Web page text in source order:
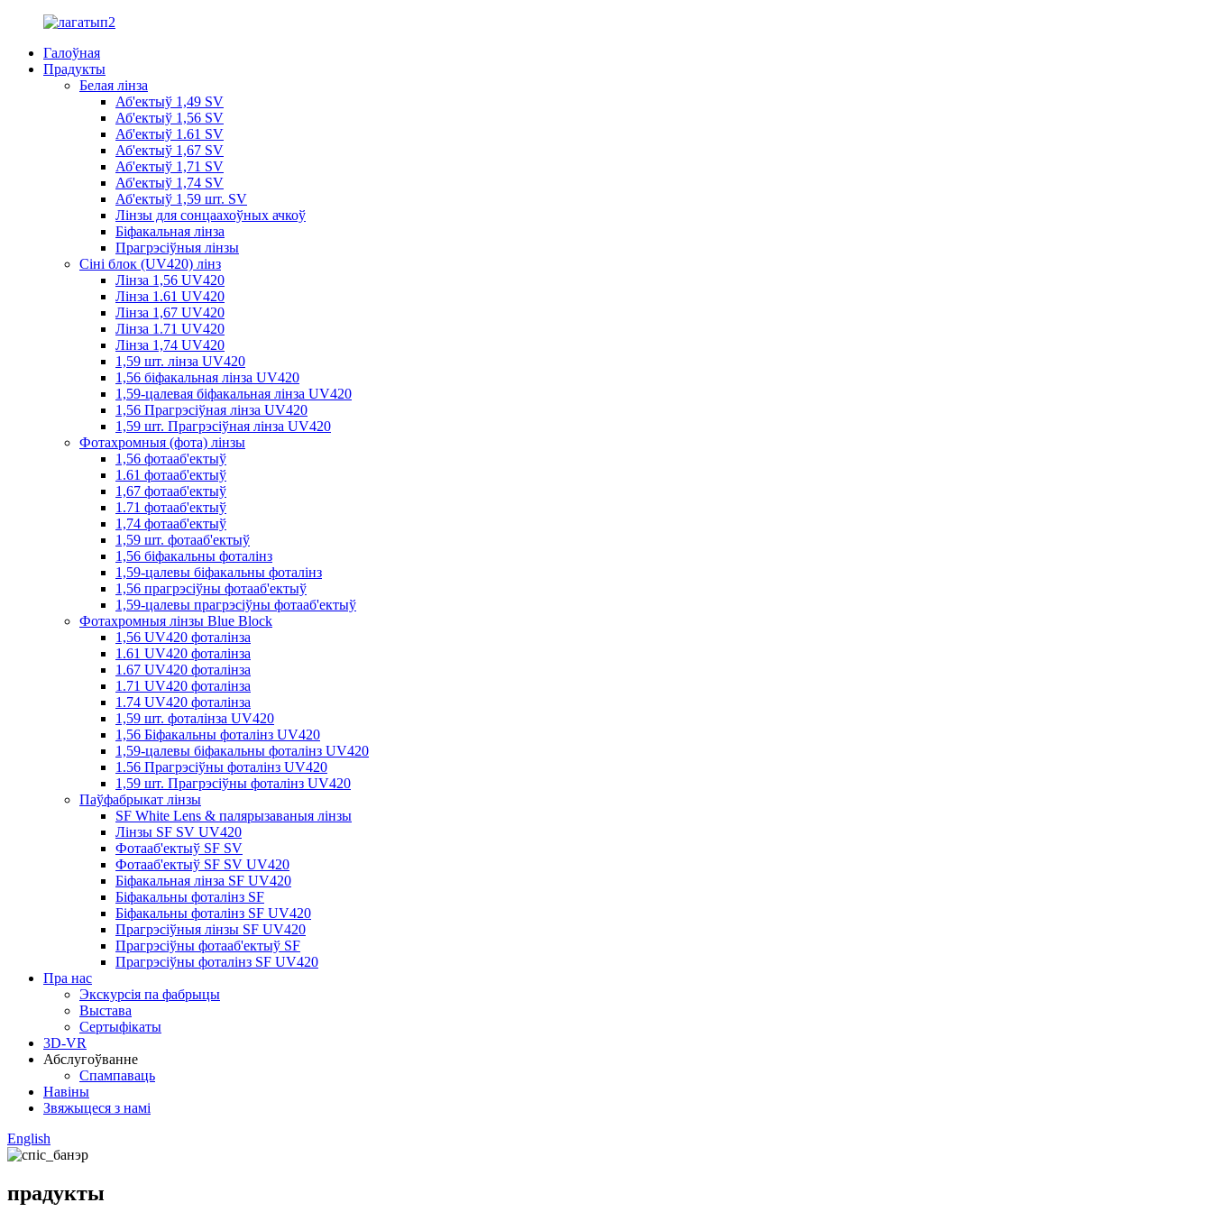
Галоўная
Прадукты
Белая лінза
Аб'ектыў 1,49 SV
Аб'ектыў 1,56 SV
Аб'ектыў 1.61 SV
Аб'ектыў 1,67 SV
Аб'ектыў 1,71 SV
Аб'ектыў 1,74 SV
Аб'ектыў 1,59 шт. SV
Лінзы для сонцаахоўных ачкоў
Біфакальная лінза
Прагрэсіўныя лінзы
Сіні блок (UV420) лінз
Лінза 1,56 UV420
Лінза 1.61 UV420
Лінза 1,67 UV420
Лінза 1.71 UV420
Лінза 1,74 UV420
1,59 шт. лінза UV420
1,56 біфакальная лінза UV420
1,59-цалевая біфакальная лінза UV420
1,56 Прагрэсіўная лінза UV420
1,59 шт. Прагрэсіўная лінза UV420
Фотахромныя (фота) лінзы
1,56 фотааб'ектыў
1.61 фотааб'ектыў
1,67 фотааб'ектыў
1.71 фотааб'ектыў
1,74 фотааб'ектыў
1,59 шт. фотааб'ектыў
1,56 біфакальны фоталінз
1,59-цалевы біфакальны фоталінз
1,56 прагрэсіўны фотааб'ектыў
1,59-цалевы прагрэсіўны фотааб'ектыў
Фотахромныя лінзы Blue Block
1,56 UV420 фоталінза
1.61 UV420 фоталінза
1.67 UV420 фоталінза
1.71 UV420 фоталінза
1.74 UV420 фоталінза
1,59 шт. фоталінза UV420
1,56 Біфакальны фоталінз UV420
1,59-цалевы біфакальны фоталінз UV420
1.56 Прагрэсіўны фоталінз UV420
1,59 шт. Прагрэсіўны фоталінз UV420
Паўфабрыкат лінзы
SF White Lens & палярызаваныя лінзы
Лінзы SF SV UV420
Фотааб'ектыў SF SV
Фотааб'ектыў SF SV UV420
Біфакальная лінза SF UV420
Біфакальны фоталінз SF
Біфакальны фоталінз SF UV420
Прагрэсіўныя лінзы SF UV420
Прагрэсіўны фотааб'ектыў SF
Прагрэсіўны фоталінз SF UV420
Пра нас
Экскурсія па фабрыцы
Выстава
Сертыфікаты
3D-VR
Абслугоўванне
Спампаваць
Навіны
Звяжыцеся з намі
English
прадукты